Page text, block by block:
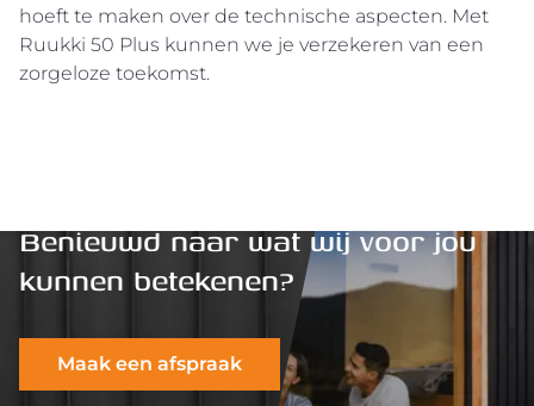
hoeft te maken over de technische aspecten. Met
Ruukki 50 Plus kunnen we je verzekeren van een
zorgeloze toekomst.
Benieuwd naar wat wij voor jou
kunnen betekenen?
Maak een afspraak